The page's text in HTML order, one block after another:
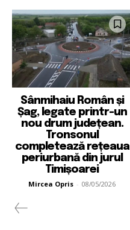
Sânmihaiu Român și
Șag, legate printr-un
nou drum județean.
Tronsonul
completează rețeaua
periurbană din jurul
Timișoarei
Mircea Opris - 08/05/2026